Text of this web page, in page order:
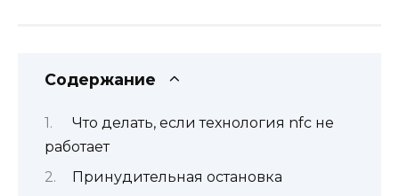
Содержание
Что делать, если технология nfc не
работает
Принудительная остановка